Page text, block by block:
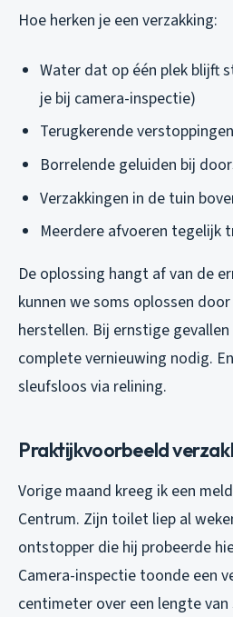
Hoe herken je een verzakking:
Water dat op één plek blijft
je bij camera-inspectie)
Terugkerende
Borrelende geluiden bij
Verzakkingen in de tuin
Meerdere afvoeren tegelijk
De oplossing hangt af van de
kunnen we soms oplossen
herstellen. Bij ernstige
complete vernieuwing nodig.
sleufsloos via relining.
Praktijkvoorbeeld
Vorige maand kreeg ik een
Centrum. Zijn toilet liep al
ontstopper die hij probeerde
Camera-inspectie toonde een
centimeter over een lengte